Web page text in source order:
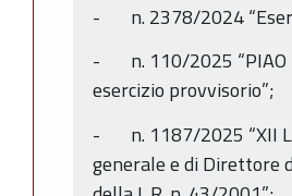
- n. 2378/2024
- n. 110/2025 “PIAO
esercizio provvisorio”;
- n. 1187/2025 “XII
generale e di Direttore